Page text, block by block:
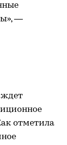
—
ждет
отметила